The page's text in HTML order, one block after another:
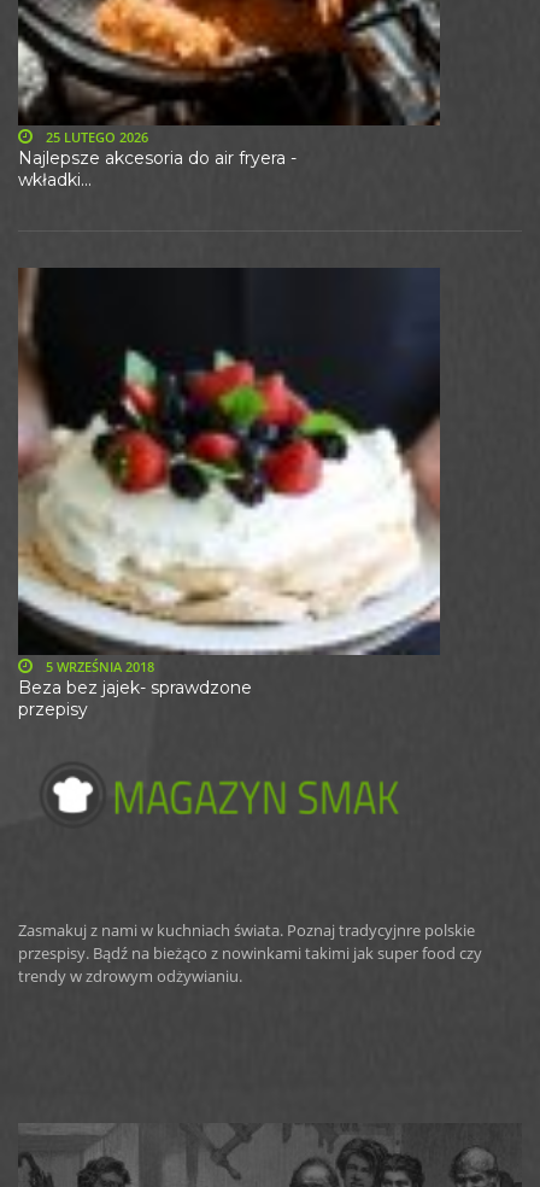
Najlepsze akcesoria do air fryera -
wkładki...
25 LUTEGO 2026
Beza bez jajek- sprawdzone
przepisy
5 WRZEŚNIA 2018
Zasmakuj z nami w kuchniach świata. Poznaj tradycyjnre polskie
przespisy. Bądź na bieżąco z nowinkami takimi jak super food czy
trendy w zdrowym odżywianiu.